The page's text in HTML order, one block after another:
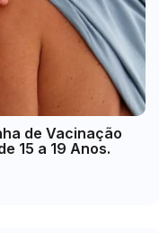
de Vacinação
15 a 19 Anos.